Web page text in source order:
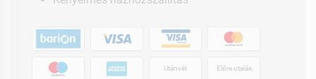
Utánvét Előre utalás